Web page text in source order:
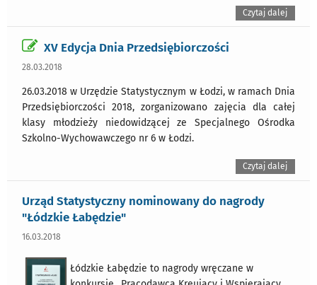
Czytaj dalej
XV Edycja Dnia Przedsiębiorczości
28.03.2018
26.03.2018 w Urzędzie Statystycznym w Łodzi, w ramach Dnia
Przedsiębiorczości 2018, zorganizowano zajęcia dla całej
klasy młodzieży niedowidzącej ze Specjalnego Ośrodka
Szkolno-Wychowawczego nr 6 w Łodzi.
Czytaj dalej
Urząd Statystyczny nominowany do nagrody
"Łódzkie Łabędzie"
16.03.2018
Łódzkie Łabędzie to nagrody wręczane w